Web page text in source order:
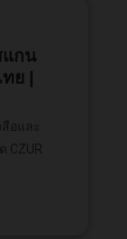
แกน
ย |
อและ
CZUR